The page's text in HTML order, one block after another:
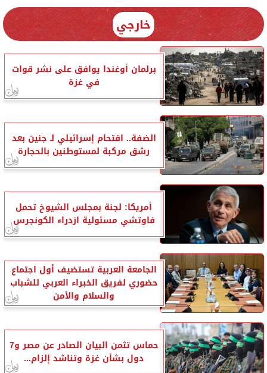
خارجي
برلمان أوغندا يوافق على نشر قوات
في غزة
الضفة.. اقتحام إسرائيلي لـ جنين بعد
رشق مركبة لمستوطنين بالحجارة
أمريكا: لجنة بمجلس الشيوخ تحمل
فاوتشي مسئولية ازدراء الكونجرس
الجامعة العربية تستضيف أول اجتماع
حضوري لفريق الخبراء العربي للشباب
والسلام والأمن
حماس تثمن البيان الصادر عن مصر و7
دول بشأن غزة وتناشد إلزام...